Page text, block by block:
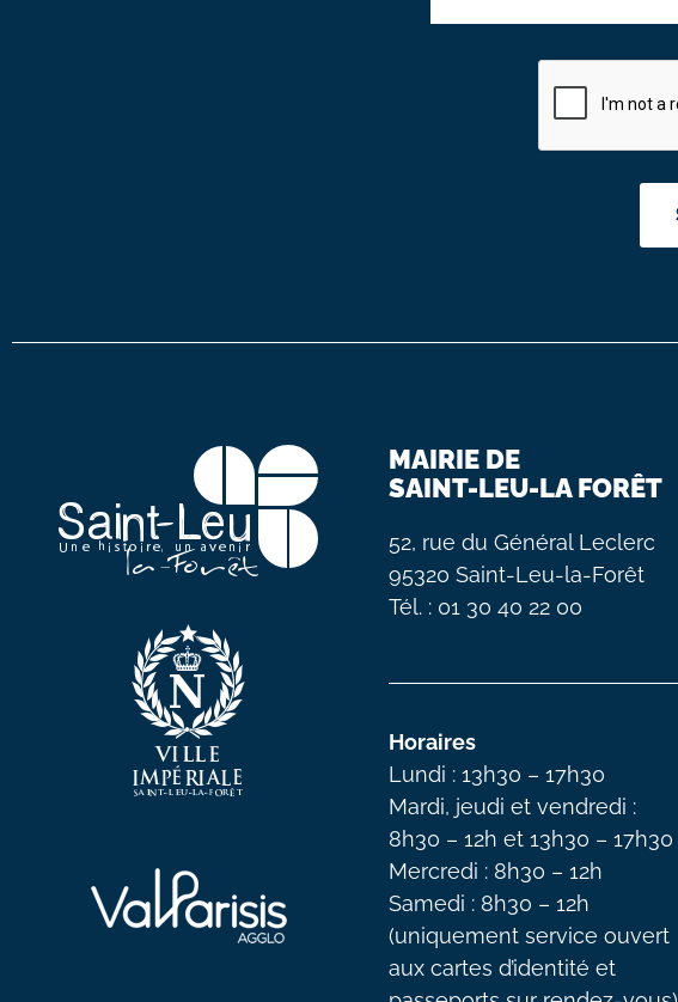
MAIRIE DE
SAINT-LEU-LA FORÊT
52, rue du Général Leclerc
95320 Saint-Leu-la-Forêt
Tél. : 01 30 40 22 00
Horaires
Lundi : 13h30 – 17h30
Mardi, jeudi et vendredi :
8h30 – 12h et 13h30 – 17h30
Mercredi : 8h30 – 12h
Samedi : 8h30 – 12h
(uniquement service ouvert
aux cartes d’identité et